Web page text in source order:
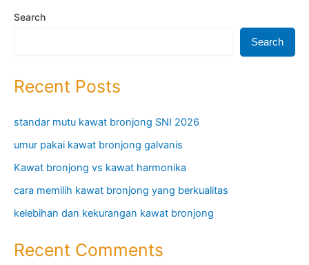
Search
Search
Recent Posts
standar mutu kawat bronjong SNI 2026
umur pakai kawat bronjong galvanis
Kawat bronjong vs kawat harmonika
cara memilih kawat bronjong yang berkualitas
kelebihan dan kekurangan kawat bronjong
Recent Comments